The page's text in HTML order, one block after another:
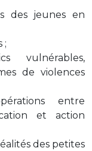
des jeunes en
;
vulnérables,
de violences
entre
et action
des petites